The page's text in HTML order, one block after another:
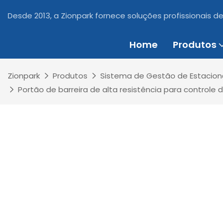
Desde 2013, a Zionpark fornece soluções profissionais
Home Produtos
Zionpark Produtos Sistema de Gestão de
Portão de barreira de alta resistência para